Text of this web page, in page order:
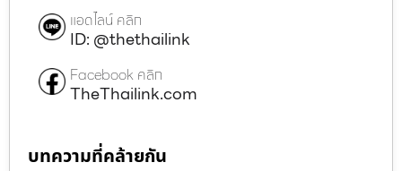
แอดไลน์ คลิก
ID: @thethailink
Facebook คลิก
TheThailink.com
บทความที่คล้ายกัน